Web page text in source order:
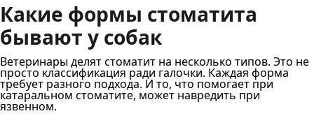
Какие формы стоматита
бывают у собак
Ветеринары делят стоматит на несколько типов. Это не
просто классификация ради галочки. Каждая форма
требует разного подхода. И то, что помогает при
катаральном стоматите, может навредить при
язвенном.